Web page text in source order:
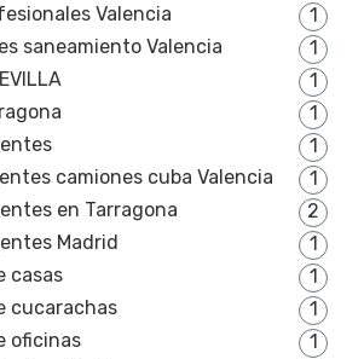
Valencia
1
saneamiento Valencia
1
1
1
1
camiones cuba Valencia
1
en Tarragona
2
Madrid
1
casas
1
cucarachas
1
oficinas
1